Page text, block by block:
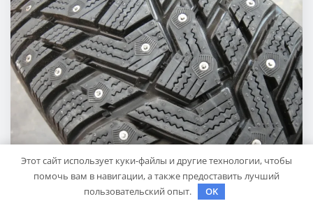
СОВЕТЫ АВТОМОБИЛИСТАМ
Этот сайт использует куки-файлы и другие технологии, чтобы
помочь вам в навигации, а также предоставить лучший
пользовательский опыт.
OK